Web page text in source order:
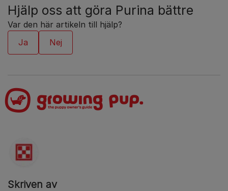
Hjälp oss att göra Purina bättre
Var den här artikeln till hjälp?
Skriven av